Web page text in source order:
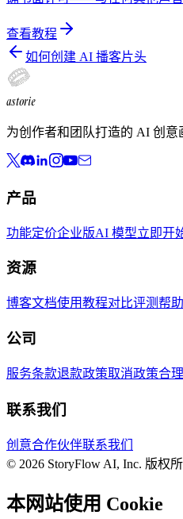
查看教程
如何创建 AI 播客片头
astorie
为创作者和团队打造的 AI 创意
产品
功能定价企业版AI 模型立即开
资源
博客文档使用教程对比评测帮
公司
服务条款退款政策取消政策合
联系我们
创意合作伙伴联系我们
© 2026 StoryFlow AI, Inc. 版权
本网站使用 Cookie